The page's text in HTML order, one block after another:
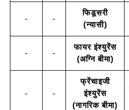
- -
फिडूसरी
(न्यासी)
- -
फायर इंश्युरेंस
(अग्नि बीमा)
- -
फ्रेंचाइजी
इंश्युरेंस
(नागरिक बीमा)